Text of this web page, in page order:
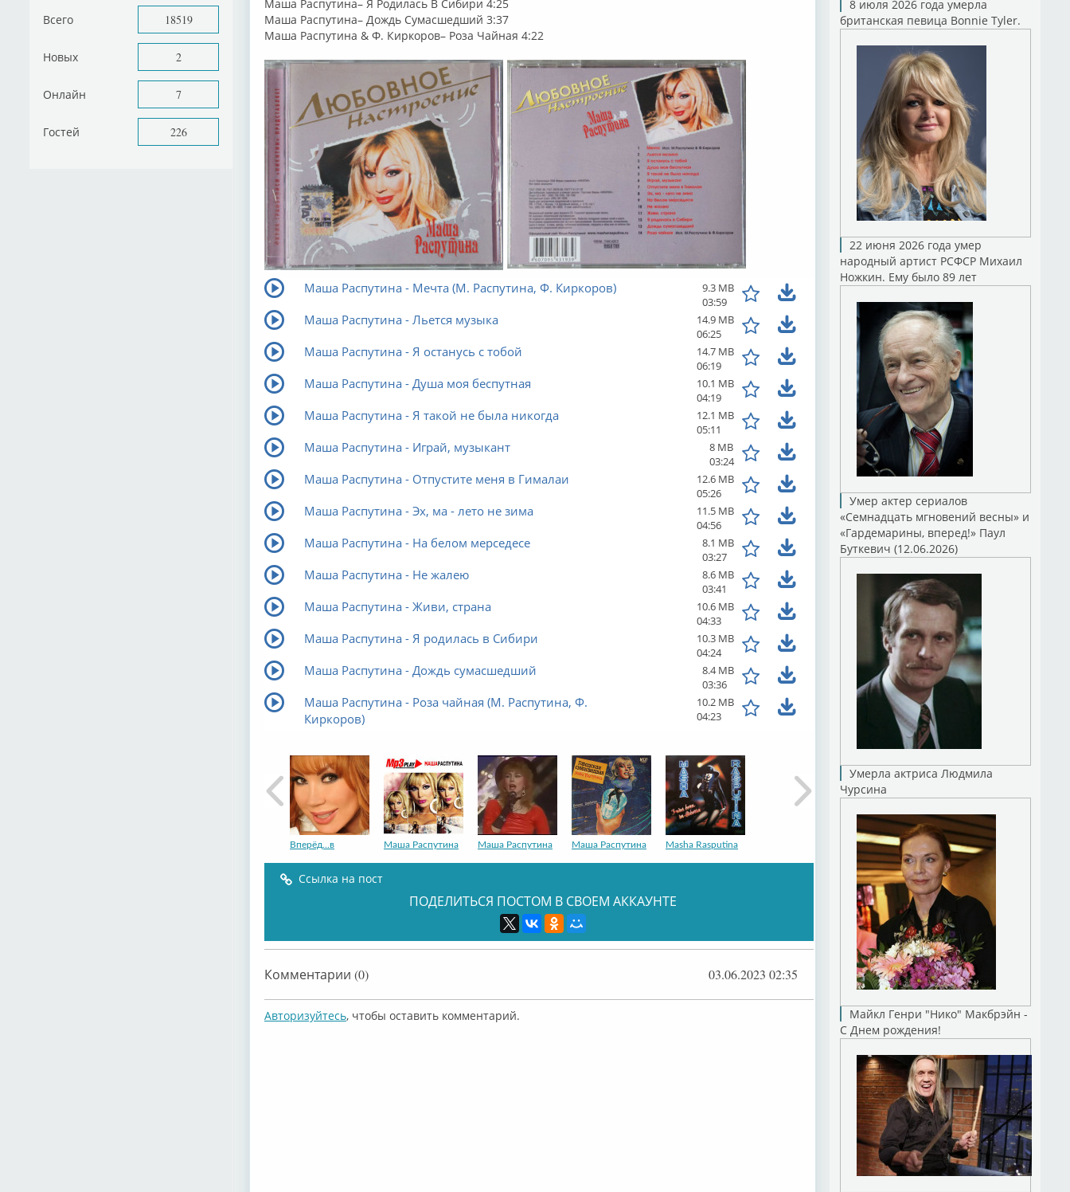
Всего 18519
Новых 2
Онлайн 7
Гостей 226
Маша Распутина– Я Родилась В Сибири 4:25
Маша Распутина– Дождь Сумасшедший 3:37
Маша Распутина & Ф. Киркоров– Роза Чайная 4:22
Маша Распутина - Мечта (М. Распутина, Ф. Киркоров)
9.3 MB
03:59
Маша Распутина - Льется музыка
14.9 MB
06:25
Маша Распутина - Я останусь с тобой
14.7 MB
06:19
Маша Распутина - Душа моя беспутная
10.1 MB
04:19
Маша Распутина - Я такой не была никогда
12.1 MB
05:11
Маша Распутина - Играй, музыкант
8 MB
03:24
Маша Распутина - Отпустите меня в Гималаи
12.6 MB
05:26
Маша Распутина - Эх, ма - лето не зима
11.5 MB
04:56
Маша Распутина - На белом мерседесе
8.1 MB
03:27
Маша Распутина - Не жалею
8.6 MB
03:41
Маша Распутина - Живи, страна
10.6 MB
04:33
Маша Распутина - Я родилась в Сибири
10.3 MB
04:24
Маша Распутина - Дождь сумасшедший
8.4 MB
03:36
Маша Распутина - Роза чайная (М. Распутина, Ф.
Киркоров)
10.2 MB
04:23
Вперёд...в Маша Распутина Маша Распутина Маша Распутина Masha Rasputina
Ссылка на пост
ПОДЕЛИТЬСЯ ПОСТОМ В СВОЕМ АККАУНТЕ
Комментарии (0) 03.06.2023 02:35
Авторизуйтесь, чтобы оставить комментарий.
8 июля 2026 года умерла
британская певица Bonnie Tyler.
22 июня 2026 года умер
народный артист РСФСР Михаил
Ножкин. Ему было 89 лет
Умер актер сериалов
«Семнадцать мгновений весны» и
«Гардемарины, вперед!» Паул
Буткевич (12.06.2026)
Умерла актриса Людмила
Чурсина
Майкл Генри "Нико" Макбрэйн -
С Днем рождения!